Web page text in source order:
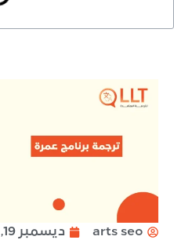
arts seo ديسمبر 19, 2023